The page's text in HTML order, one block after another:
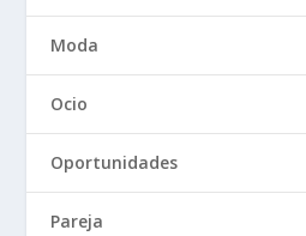
Moda
Ocio
Oportunidades
Pareja